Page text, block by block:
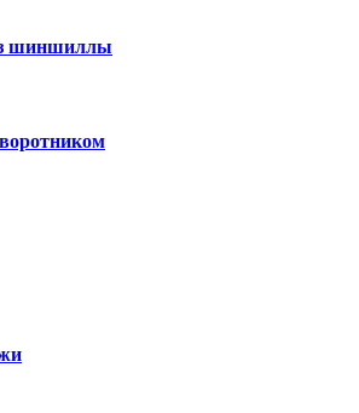
шиншиллы